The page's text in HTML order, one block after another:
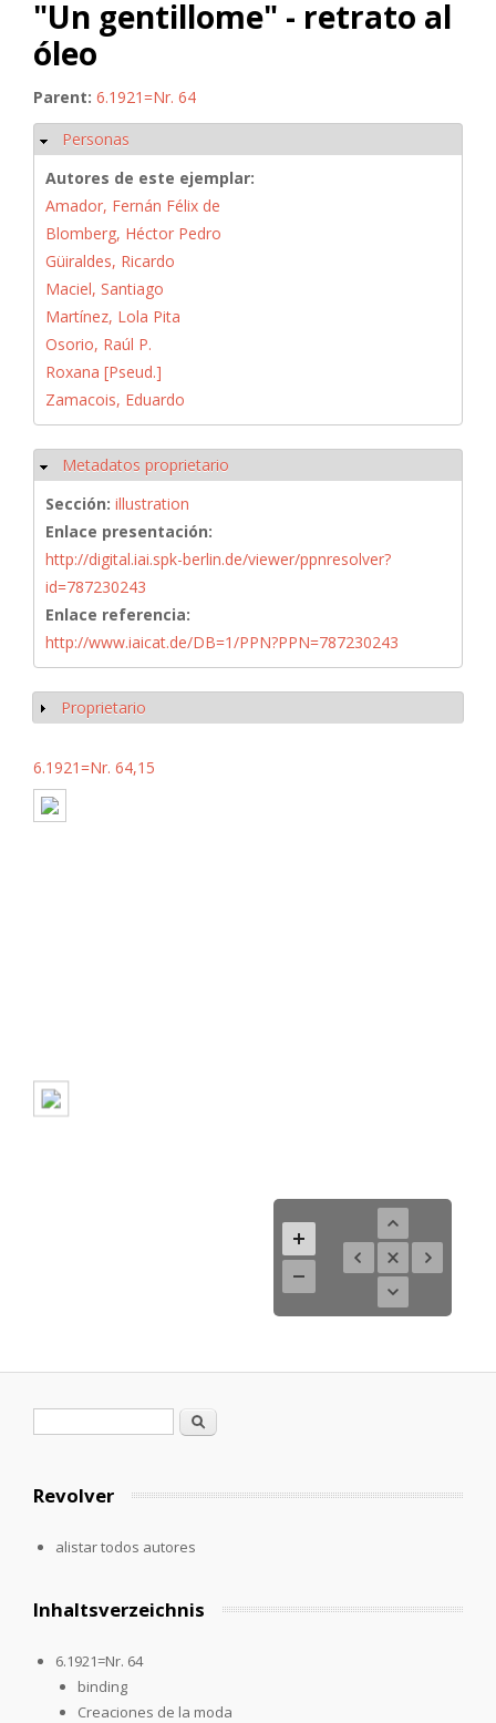
"Un gentillome" - retrato al
óleo
Parent: 6.1921=Nr. 64
Ocultar
Personas
Autores de este ejemplar:
Amador, Fernán Félix de
Blomberg, Héctor Pedro
Güiraldes, Ricardo
Maciel, Santiago
Martínez, Lola Pita
Osorio, Raúl P.
Roxana [Pseud.]
Zamacois, Eduardo
Ocultar
Metadatos proprietario
Sección: illustration
Enlace presentación:
http://digital.iai.spk-berlin.de/viewer/ppnresolver?
id=787230243
Enlace referencia:
http://www.iaicat.de/DB=1/PPN?PPN=787230243
Mostrar
Proprietario
6.1921=Nr. 64,15
Formulario de búsqueda
Buscar
Revolver
alistar todos autores
Inhaltsverzeichnis
6.1921=Nr. 64
binding
Creaciones de la moda